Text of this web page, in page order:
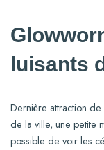
luisants
Dernière attraction
de la ville, une petite
possible de voir les